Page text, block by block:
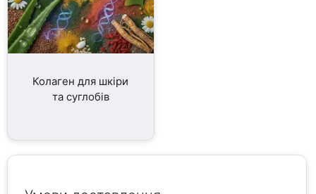
Колаген для шкіри
та суглобів